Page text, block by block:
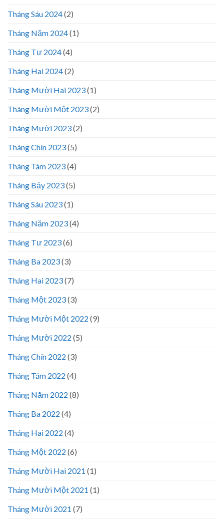
Tháng Sáu 2024(2)
Tháng Năm 2024(1)
Tháng Tư 2024(4)
Tháng Hai 2024(2)
Tháng Mười Hai 2023(1)
Tháng Mười Một 2023(2)
Tháng Mười 2023(2)
Tháng Chín 2023(5)
Tháng Tám 2023(4)
Tháng Bảy 2023(5)
Tháng Sáu 2023(1)
Tháng Năm 2023(4)
Tháng Tư 2023(6)
Tháng Ba 2023(3)
Tháng Hai 2023(7)
Tháng Một 2023(3)
Tháng Mười Một 2022 (9)
Tháng Mười 2022 (5)
Tháng Chín 2022 (3)
Tháng Tám 2022 (4)
Tháng Năm 2022 (8)
Tháng Ba 2022 (4)
Tháng Hai 2022 (4)
Tháng Một 2022 (6)
Tháng Mười Hai 2021 (1)
Tháng Mười Một 2021 (1)
Tháng Mười 2021 (7)